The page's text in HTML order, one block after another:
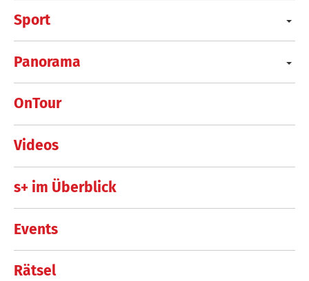
Sport
Panorama
OnTour
Videos
s+ im Überblick
Events
Rätsel